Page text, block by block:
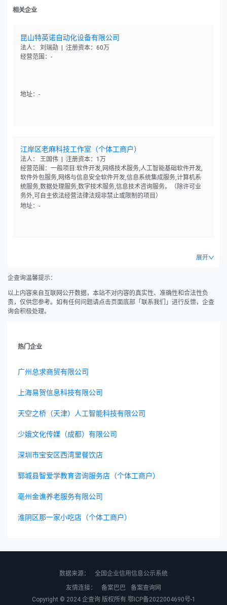
相关企业
昆山特英诺自动化设备有限公司
法人： 刘瑞勋 | 注册资本：60万
经营范围：-
地址：-
江岸区老麻科技工作室（个体工商户）
法人： 王国伟 | 注册资本：1万
经营范围：一般项目:软件开发,网络技术服务,人工智能基础软件开发,
软件外包服务,网络与信息安全软件开发,信息系统集成服务,计算机系
统服务,数据处理服务,数字技术服务,信息技术咨询服务。（除许可业
务外,可自主依法经营法律法规非禁止或限制的项目）
地址：-
展开
企查询温馨提示：
以上内容来自互联网公开数据，本站不对内容的真实性、准确性和合法性负
责，仅供您参考。如有任何问题请点击页面底部「联系我们」进行反馈，企查
询会积极处理。
热门企业
广州总求商贸有限公司
上海易贺信息科技有限公司
天空之桥（天津）人工智能科技有限公司
少娥文化传媒（成都）有限公司
深圳市宝安区西湾里餐饮店
郓城县智爱学教育咨询服务店（个体工商户）
亳州金谯养老服务有限公司
淮阴区那一家小吃店（个体工商户）
数据来源：
全国企业信用信息公示系统
友情连接：
备案巴巴
备案查询网
Copyright © 2024 企查询版权所有.鄂ICP备2022004690号-1